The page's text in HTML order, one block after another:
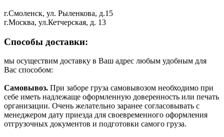
г.Смоленск, ул. Рыленкова, д.15
г.Москва, ул.Кетчерская, д. 13
Способы доставки:
мы осуществим доставку в Ваш адрес любым удобным для
Вас способом:
Самовывоз. При заборе груза самовывозом необходимо при
себе иметь надлежаще оформленную доверенность или печать
организации. Очень желательно заранее согласовывать с
менеджером дату приезда для своевременного оформления
отгрузочных документов и подготовки самого груза.